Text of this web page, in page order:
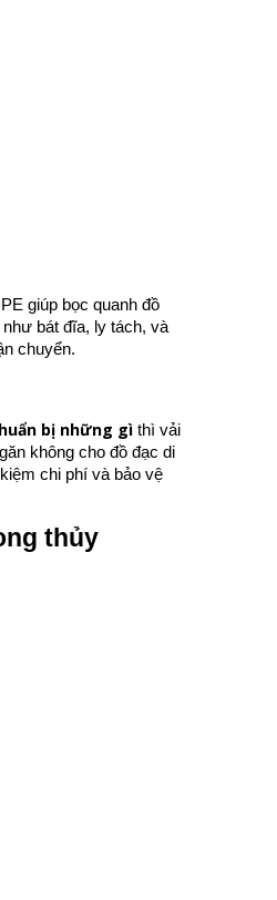
giúp bọc quanh đồ
bát đĩa, ly tách, và
chuyển.
bị những gì thì vải
không cho đồ đạc di
chi phí và bảo vệ
thủy